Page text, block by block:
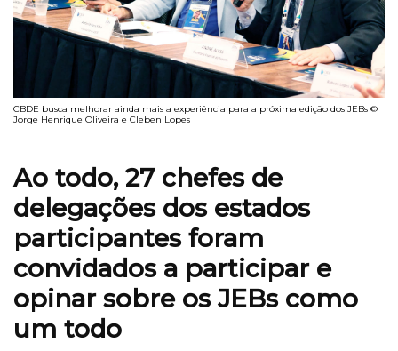
CBDE busca melhorar ainda mais a experiência para a próxima edição dos JEBs ©
Jorge Henrique Oliveira e Cleben Lopes
Ao todo, 27 chefes de
delegações dos estados
participantes foram
convidados a participar e
opinar sobre os JEBs como
um todo